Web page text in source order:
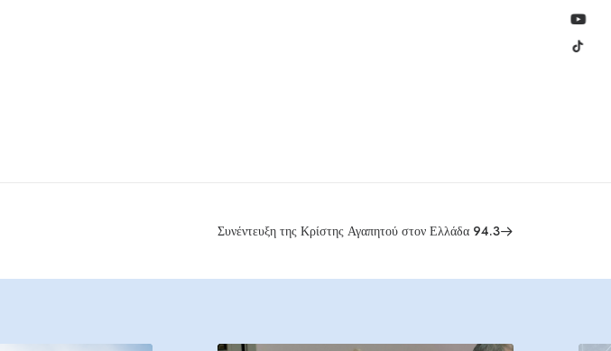
Συνέντευξη της Κρίστης Αγαπητού στον Ελλάδα 94.3